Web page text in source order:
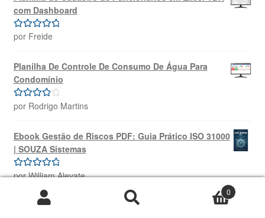
com Dashboard
Avaliação5
por Freide
Planilha De Controle De Consumo De Água Para
Condomínio
Avaliação
por Rodrigo Martins
Ebook Gestão de Riscos PDF: Guia Prático ISO 31000
| SOUZA Sistemas
Avaliação5
por William Alevate
Planilha de Cadastro de Funcionários em Excel VBA
Pesquisar
Pesquisar
0